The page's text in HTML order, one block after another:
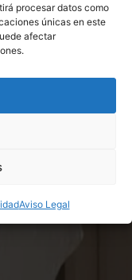
procesar datos como
únicas en este
afectar
Aviso Legal